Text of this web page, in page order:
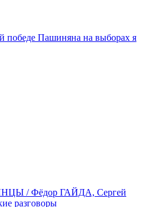
победе Пашиняна на выборах я
/ Фёдор ГАЙДА, Сергей
разговоры